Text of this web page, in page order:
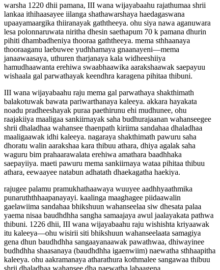
warsha 1220 dhii pamana, III wana wijayabaahu rajathumaa shrii
lankaa ithihaasayee iilanga shathawarshaya haedagaswana
upaayamaargika thiiranayak gaththeeya. ohu siya nawa aganuwara
lesa polonnaruwata niritha dhesin saethapum 70 k pamana dhurin
pihiti dhambadheniya thooraa gaththeeya. mema sthhaanaya
thooraaganu laebuwee yudhhamaya gnaanayeni—mema
janaawaasaya, uthuren tharjanaya kala widheeshiiya
hamudhaawanta erehiwa swaabhaawika aarakshaawak saepayuu
wishaala gal parwathayak keendhra karagena pihitaa thibuni.
III wana wijayabaahu raju mema gal parwathaya shakthimath
balakotuwak bawata pariwarthanaya kaleeya. akkara hayakata
noadu pradheeshayak puraa paethirunu ehi mudhunee, ohu
raajakiiya maaligaa sankiirnayak saha budhurajaanan wahanseegee
shrii dhaladhaa wahansee thaenpath kiriima sandahaa dhaladhaa
maaligaawak idhi kaleeya. nagaraya shakthimath pawuru saha
dhoratu walin aarakshaa kara thibuu athara, dhiya agalak saha
waguru bim prahaarawalata erehiwa amathara baadhhaka
saepayiiya. maeti pawuru mema sankiirnaya wataa pihitaa thibuu
athara, eewaayee natabun adhatath dhaekagatha haekiya.
rajugee palamu pramukhathaawaya wuuyee aadhhyaathmika
punaruththhaapanayayi. kaalinga maaghagee piidaawalin
gaelawiima sandahaa bhikshuun wahanseelaa siw dhesata palaa
yaema nisaa baudhdhha sangha samaajaya awul jaalayakata pathwa
thibuni. 1226 dhii, III wana wijayabaahu raju wishishta kriyaawak
itu kaleeya—ohu wisirii siti bhikshuun wahanseelaata samagiya
gena dhun baudhdhha sangaayanaawak pawathwaa, dhiwayinee
budhdhha shaasanaya (baudhdhha igaenwiim) naewatha sthhaapitha
kaleeya. ohu aakramanaya atharathura kothmalee sangawaa thibuu
shrii dhaladhaa wahansee dha naewatha labaagena,